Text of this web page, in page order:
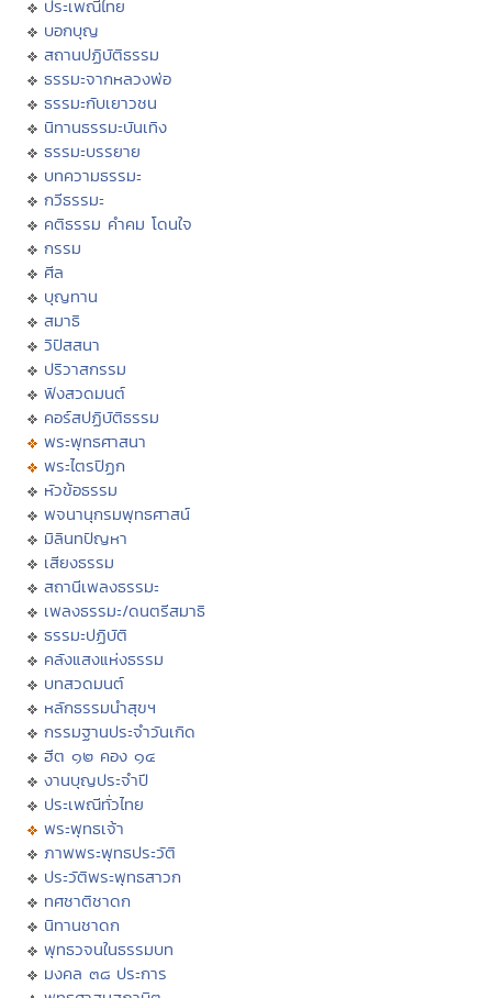
ประเพณีไทย
บอกบุญ
สถานปฏิบัติธรรม
ธรรมะจากหลวงพ่อ
ธรรมะกับเยาวชน
นิทานธรรมะบันเทิง
ธรรมะบรรยาย
บทความธรรมะ
กวีธรรมะ
คติธรรม คำคม โดนใจ
กรรม
ศีล
บุญทาน
สมาธิ
วิปัสสนา
ปริวาสกรรม
ฟังสวดมนต์
คอร์สปฏิบัติธรรม
พระพุทธศาสนา
พระไตรปิฏก
หัวข้อธรรม
พจนานุกรมพุทธศาสน์
มิลินทปัญหา
เสียงธรรม
สถานีเพลงธรรมะ
เพลงธรรมะ/ดนตรีสมาธิ
ธรรมะปฏิบัติ
คลังแสงแห่งธรรม
บทสวดมนต์
หลักธรรมนำสุขฯ
กรรมฐานประจำวันเกิด
ฮีต ๑๒ คอง ๑๔
งานบุญประจำปี
ประเพณีทั่วไทย
พระพุทธเจ้า
ภาพพระพุทธประวัติ
ประวัติพระพุทธสาวก
ทศชาติชาดก
นิทานชาดก
พุทธวจนในธรรมบท
มงคล ๓๘ ประการ